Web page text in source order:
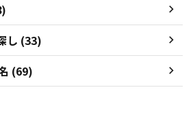
し (33)
(69)